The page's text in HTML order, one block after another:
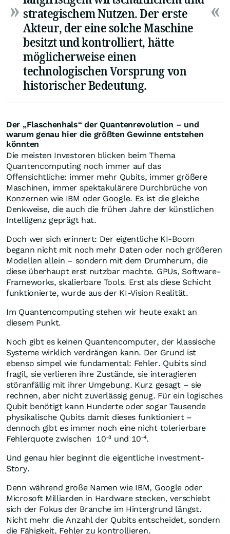
strategischem Nutzen. Der erste
Akteur, der eine solche Maschine
besitzt und kontrolliert, hätte
möglicherweise einen
technologischen Vorsprung von
historischer Bedeutung.
Der „Flaschenhals“ der Quantenrevolution – und
warum genau hier die größten Gewinne entstehen
könnten
Die meisten Investoren blicken beim Thema
Quantencomputing noch immer auf das
Offensichtliche: immer mehr Qubits, immer größere
Maschinen, immer spektakulärere Durchbrüche von
Konzernen wie IBM oder Google. Es ist die gleiche
Denkweise, die auch die frühen Jahre der künstlichen
Intelligenz geprägt hat.
Doch wer sich erinnert: Der eigentliche KI-Boom
begann nicht mit noch mehr Daten oder noch größeren
Modellen allein – sondern mit dem Drumherum, die
diese überhaupt erst nutzbar machte. GPUs, Software-
Frameworks, skalierbare Tools. Erst als diese Schicht
funktionierte, wurde aus der KI-Vision Realität.
Im Quantencomputing stehen wir heute exakt an
diesem Punkt.
Noch gibt es keinen Quantencomputer, der klassische
Systeme wirklich verdrängen kann. Der Grund ist
ebenso simpel wie fundamental: Fehler. Qubits sind
fragil, sie verlieren ihre Zustände, sie interagieren
störanfällig mit ihrer Umgebung. Kurz gesagt – sie
rechnen, aber nicht zuverlässig genug. Für ein logisches
Qubit benötigt kann Hunderte oder sogar Tausende
physikalische Qubits damit dieses funktioniert –
dennoch gibt es immer noch eine nicht tolerierbare
Fehlerquote zwischen 10⁻³ und 10⁻⁴.
Und genau hier beginnt die eigentliche Investment-
Story.
Denn während große Namen wie IBM, Google oder
Microsoft Milliarden in Hardware stecken, verschiebt
sich der Fokus der Branche im Hintergrund längst.
Nicht mehr die Anzahl der Qubits entscheidet, sondern
die Fähigkeit, Fehler zu kontrollieren.